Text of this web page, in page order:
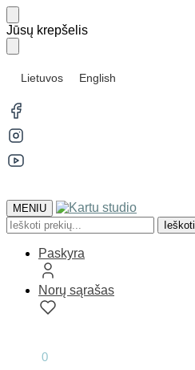
Skip
to
navigation
Skip
to
content
Jūsų krepšelis
Lietuvos English
MENIU
Ieškoti: Ieškoti
Paskyra
Norų sąrašas
0